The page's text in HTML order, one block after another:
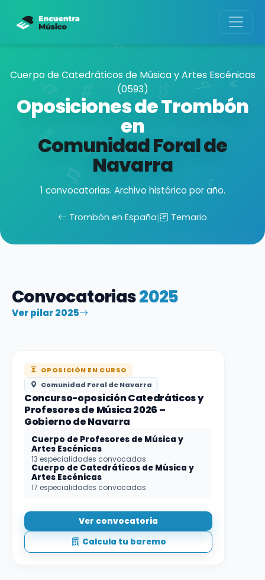
Cuerpo de Catedráticos de Música y Artes Escénicas
(0593)
Oposiciones de Trombón
en
Comunidad Foral de
Navarra
1 convocatorias. Archivo histórico por año.
Trombón en España| Temario
Convocatorias2025
Ver pilar 2025
OPOSICIÓN EN CURSO
Comunidad Foral de Navarra
Concurso-oposición Catedráticos y
Profesores de Música 2026 –
Gobierno de Navarra
Cuerpo de Profesores de Música y
Artes Escénicas
13 especialidades convocadas
Cuerpo de Catedráticos de Música y
Artes Escénicas
17 especialidades convocadas
Ver convocatoria
Calcula tu baremo